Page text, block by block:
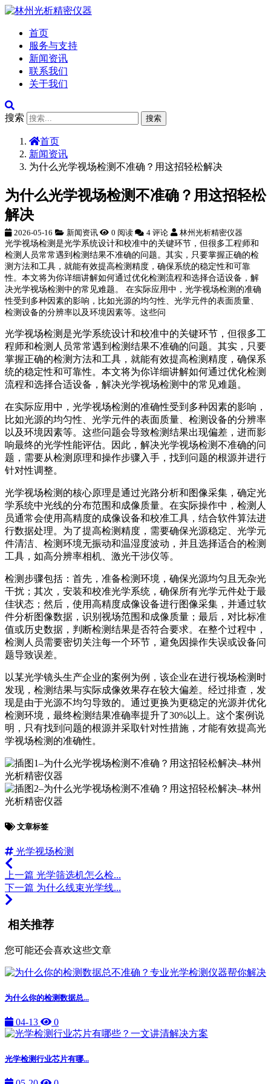
首页
服务与支持
新闻资讯
联系我们
关于我们
搜索 搜索
首页
新闻资讯
为什么光学视场检测不准确？用这招轻松解决
为什么光学视场检测不准确？用这招轻松
解决
2026-05-16 新闻资讯 0 阅读 4 评论 林州光析精密仪器
光学视场检测是光学系统设计和校准中的关键环节，但很多工程师和
检测人员常常遇到检测结果不准确的问题。其实，只要掌握正确的检
测方法和工具，就能有效提高检测精度，确保系统的稳定性和可靠
性。本文将为你详细讲解如何通过优化检测流程和选择合适设备，解
决光学视场检测中的常见难题。 在实际应用中，光学视场检测的准确
性受到多种因素的影响，比如光源的均匀性、光学元件的表面质量、
检测设备的分辨率以及环境因素等。这些问
光学视场检测是光学系统设计和校准中的关键环节，但很多工
程师和检测人员常常遇到检测结果不准确的问题。其实，只要
掌握正确的检测方法和工具，就能有效提高检测精度，确保系
统的稳定性和可靠性。本文将为你详细讲解如何通过优化检测
流程和选择合适设备，解决光学视场检测中的常见难题。
在实际应用中，光学视场检测的准确性受到多种因素的影响，
比如光源的均匀性、光学元件的表面质量、检测设备的分辨率
以及环境因素等。这些问题会导致检测结果出现偏差，进而影
响最终的光学性能评估。因此，解决光学视场检测不准确的问
题，需要从检测原理和操作步骤入手，找到问题的根源并进行
针对性调整。
光学视场检测的核心原理是通过光路分析和图像采集，确定光
学系统中光线的分布范围和成像质量。在实际操作中，检测人
员通常会使用高精度的成像设备和校准工具，结合软件算法进
行数据处理。为了提高检测精度，需要确保光源稳定、光学元
件清洁、检测环境无振动和温湿度波动，并且选择适合的检测
工具，如高分辨率相机、激光干涉仪等。
检测步骤包括：首先，准备检测环境，确保光源均匀且无杂光
干扰；其次，安装和校准光学系统，确保所有光学元件处于最
佳状态；然后，使用高精度成像设备进行图像采集，并通过软
件分析图像数据，识别视场范围和成像质量；最后，对比标准
值或历史数据，判断检测结果是否符合要求。在整个过程中，
检测人员需要密切关注每一个环节，避免因操作失误或设备问
题导致误差。
以某光学镜头生产企业的案例为例，该企业在进行视场检测时
发现，检测结果与实际成像效果存在较大偏差。经过排查，发
现是由于光源不均匀导致的。通过更换为更稳定的光源并优化
检测环境，最终检测结果准确率提升了30%以上。这个案例说
明，只有找到问题的根源并采取针对性措施，才能有效提高光
学视场检测的准确性。
文章标签
光学视场检测
上一篇 光学筛选机怎么检...
下一篇 为什么线束光学线...
相关推荐
您可能还会喜欢这些文章
为什么你的检测数据总...
04-13 0
光学检测行业芯片有哪...